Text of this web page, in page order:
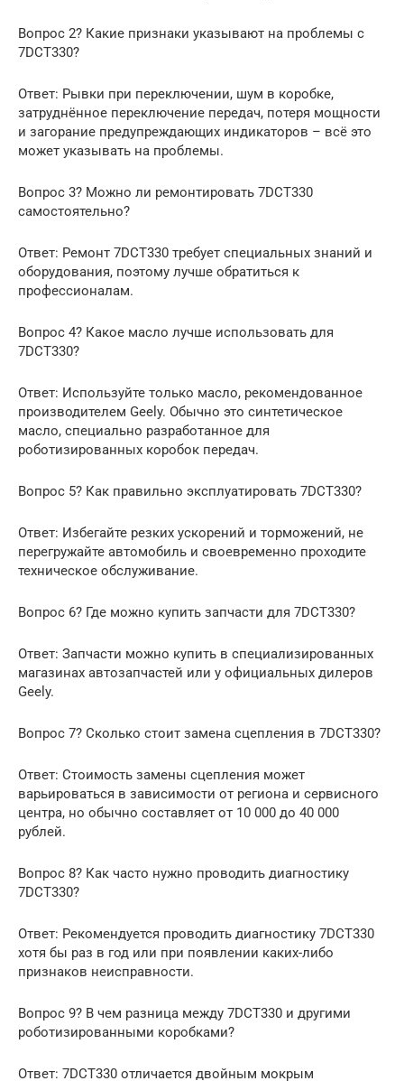
Вопрос 2? Какие признаки указывают на проблемы с
7DCT330?
Ответ: Рывки при переключении, шум в коробке,
затруднённое переключение передач, потеря мощности
и загорание предупреждающих индикаторов – всё это
может указывать на проблемы.
Вопрос 3? Можно ли ремонтировать 7DCT330
самостоятельно?
Ответ: Ремонт 7DCT330 требует специальных знаний и
оборудования, поэтому лучше обратиться к
профессионалам.
Вопрос 4? Какое масло лучше использовать для
7DCT330?
Ответ: Используйте только масло, рекомендованное
производителем Geely. Обычно это синтетическое
масло, специально разработанное для
роботизированных коробок передач.
Вопрос 5? Как правильно эксплуатировать 7DCT330?
Ответ: Избегайте резких ускорений и торможений, не
перегружайте автомобиль и своевременно проходите
техническое обслуживание.
Вопрос 6? Где можно купить запчасти для 7DCT330?
Ответ: Запчасти можно купить в специализированных
магазинах автозапчастей или у официальных дилеров
Geely.
Вопрос 7? Сколько стоит замена сцепления в 7DCT330?
Ответ: Стоимость замены сцепления может
варьироваться в зависимости от региона и сервисного
центра, но обычно составляет от 10 000 до 40 000
рублей.
Вопрос 8? Как часто нужно проводить диагностику
7DCT330?
Ответ: Рекомендуется проводить диагностику 7DCT330
хотя бы раз в год или при появлении каких-либо
признаков неисправности.
Вопрос 9? В чем разница между 7DCT330 и другими
роботизированными коробками?
Ответ: 7DCT330 отличается двойным мокрым